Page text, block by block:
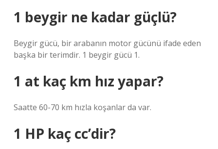
1 beygir ne kadar güçlü?
Beygir gücü, bir arabanın motor gücünü ifade eden
başka bir terimdir. 1 beygir gücü 1.
1 at kaç km hız yapar?
Saatte 60-70 km hızla koşanlar da var.
1 HP kaç cc’dir?